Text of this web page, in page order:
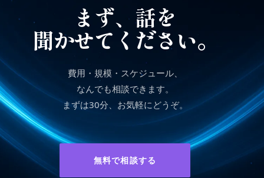
まず、話を
聞かせてください。
費用・規模・スケジュール、
なんでも相談できます。
まずは30分、お気軽にどうぞ。
無料で相談する